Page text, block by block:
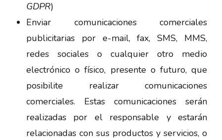
GDPR)
Enviar comunicaciones comerciales
publicitarias por e-mail, fax, SMS, MMS,
redes sociales o cualquier otro medio
electrónico o físico, presente o futuro, que
posibilite realizar comunicaciones
comerciales. Estas comunicaciones serán
realizadas por el responsable y estarán
relacionadas con sus productos y servicios, o